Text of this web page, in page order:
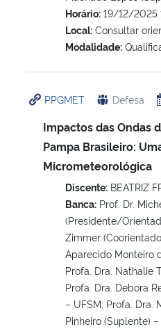
Horário: 19/12/2025
Local: Consultar
Modalidade:
PPGMET Defesa
Impactos das Ondas
Pampa Brasileiro:
Micrometeorológica
Discente: BEATRIZ
Banca: Prof. Dr.
(Presidente/
Zimmer
Aparecido Monteiro
Profa. Dra. Nathalie
Profa. Dra. Debora
– UFSM; Profa. Dra.
Pinheiro (Suplente) –